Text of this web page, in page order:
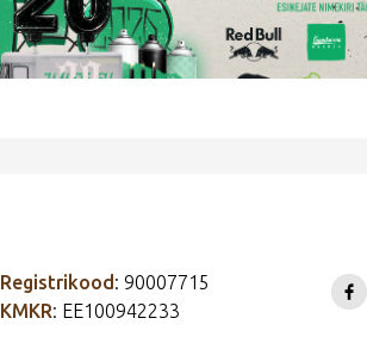
Registrikood: 90007715
KMKR: EE100942233